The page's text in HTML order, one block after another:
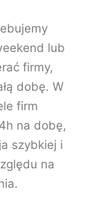
lub
firmy,
dobę. W
firm
na dobę,
szybkiej i
na